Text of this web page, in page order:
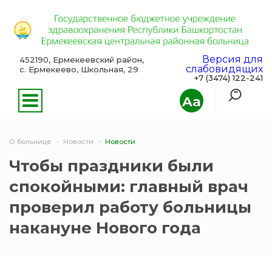
Aa
452190, Ермекеевский район,
с. Ермекеево, Школьная, 29
Версия для
слабовидящих
+7 (3474) 122-241
О больнице Новости Новости
Чтобы праздники были
спокойными: главный врач
проверил работу больницы
накануне Нового года